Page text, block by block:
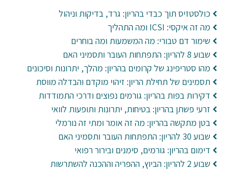
כולסטזיס תוך כבדי בהריון: גרד, בדיקות וניהול
מה זה איקסי: ICSI ומה התהליך
שימור דם טבורי: מה המשמעות ומה בוחרים
שבוע 8 להריון: התפתחות העובר ותסמיני האם
מהו סטריפינג של קרומים בהריון: מהלך, יתרונות וסיכונים
תסמינים של תחילת הריון: זיהוי מוקדם והבדלה מווסת
דקירות בפות בהריון: גורמים נפוצים ודרכי התמודדות
זרעי פשתן בהריון: בטיחות, יתרונות ותופעות לוואי
בטן מתקשה בהריון: מה זה אומר ומתי זה נורמלי
שבוע 30 להריון: התפתחות העובר ותסמיני האם
דימום בהריון: גורמים, סימנים ובירור רפואי
שבוע 2 להריון: הביוץ, ההפריה וההכנה להשתרשות